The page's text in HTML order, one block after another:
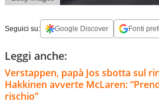
Seguici su: Google Discover Fonti
Leggi anche:
Verstappen, papà Jos sbotta sul
Hakkinen avverte McLaren:
rischio”